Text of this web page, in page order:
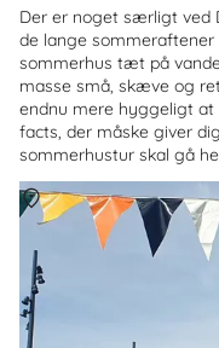
Der er noget særligt ved
de lange
sommerhus tæt på
masse små, skæve og
endnu mere hyggeligt
facts, der måske giver
sommerhustur skal gå
OmDanmark